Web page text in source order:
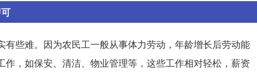
些难。因为农民工一般从事体力劳动，年龄增长后劳动能
，如保安、清洁、物业管理等，这些工作相对轻松，薪资